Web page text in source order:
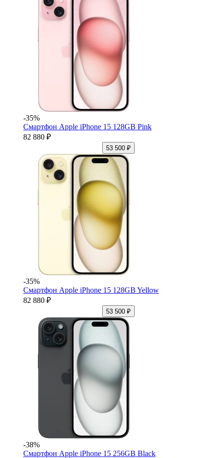
-35%
Смартфон Apple iPhone 15 128GB Pink
82 880 ₽
53 500 ₽
-35%
Смартфон Apple iPhone 15 128GB Yellow
82 880 ₽
53 500 ₽
-38%
Смартфон Apple iPhone 15 256GB Black